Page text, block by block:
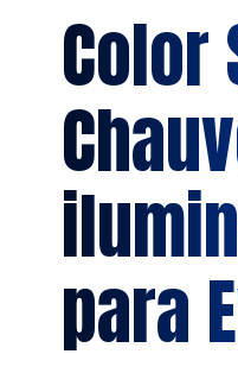
Color
para